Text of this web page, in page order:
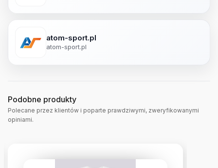
atom-sport.pl
atom-sport.pl
Podobne produkty
Polecane przez klientów i poparte prawdziwymi, zweryfikowanymi
opiniami.